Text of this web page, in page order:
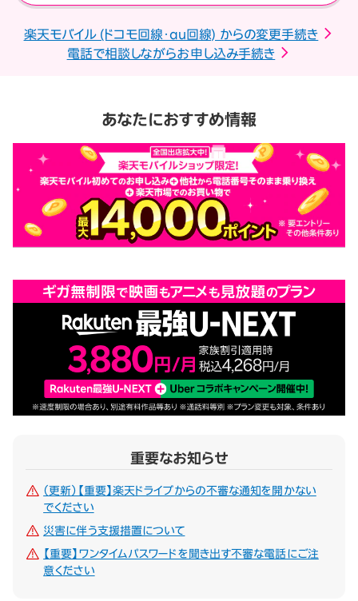
楽天モバイル (ドコモ回線・au回線) からの変更手続き
電話で相談しながらお申し込み手続き
あなたにおすすめ情報
重要なお知らせ
（更新）【重要】楽天ドライブからの不審な通知を開かない
でください
災害に伴う支援措置について
【重要】ワンタイムパスワードを聞き出す不審な電話にご注
意ください